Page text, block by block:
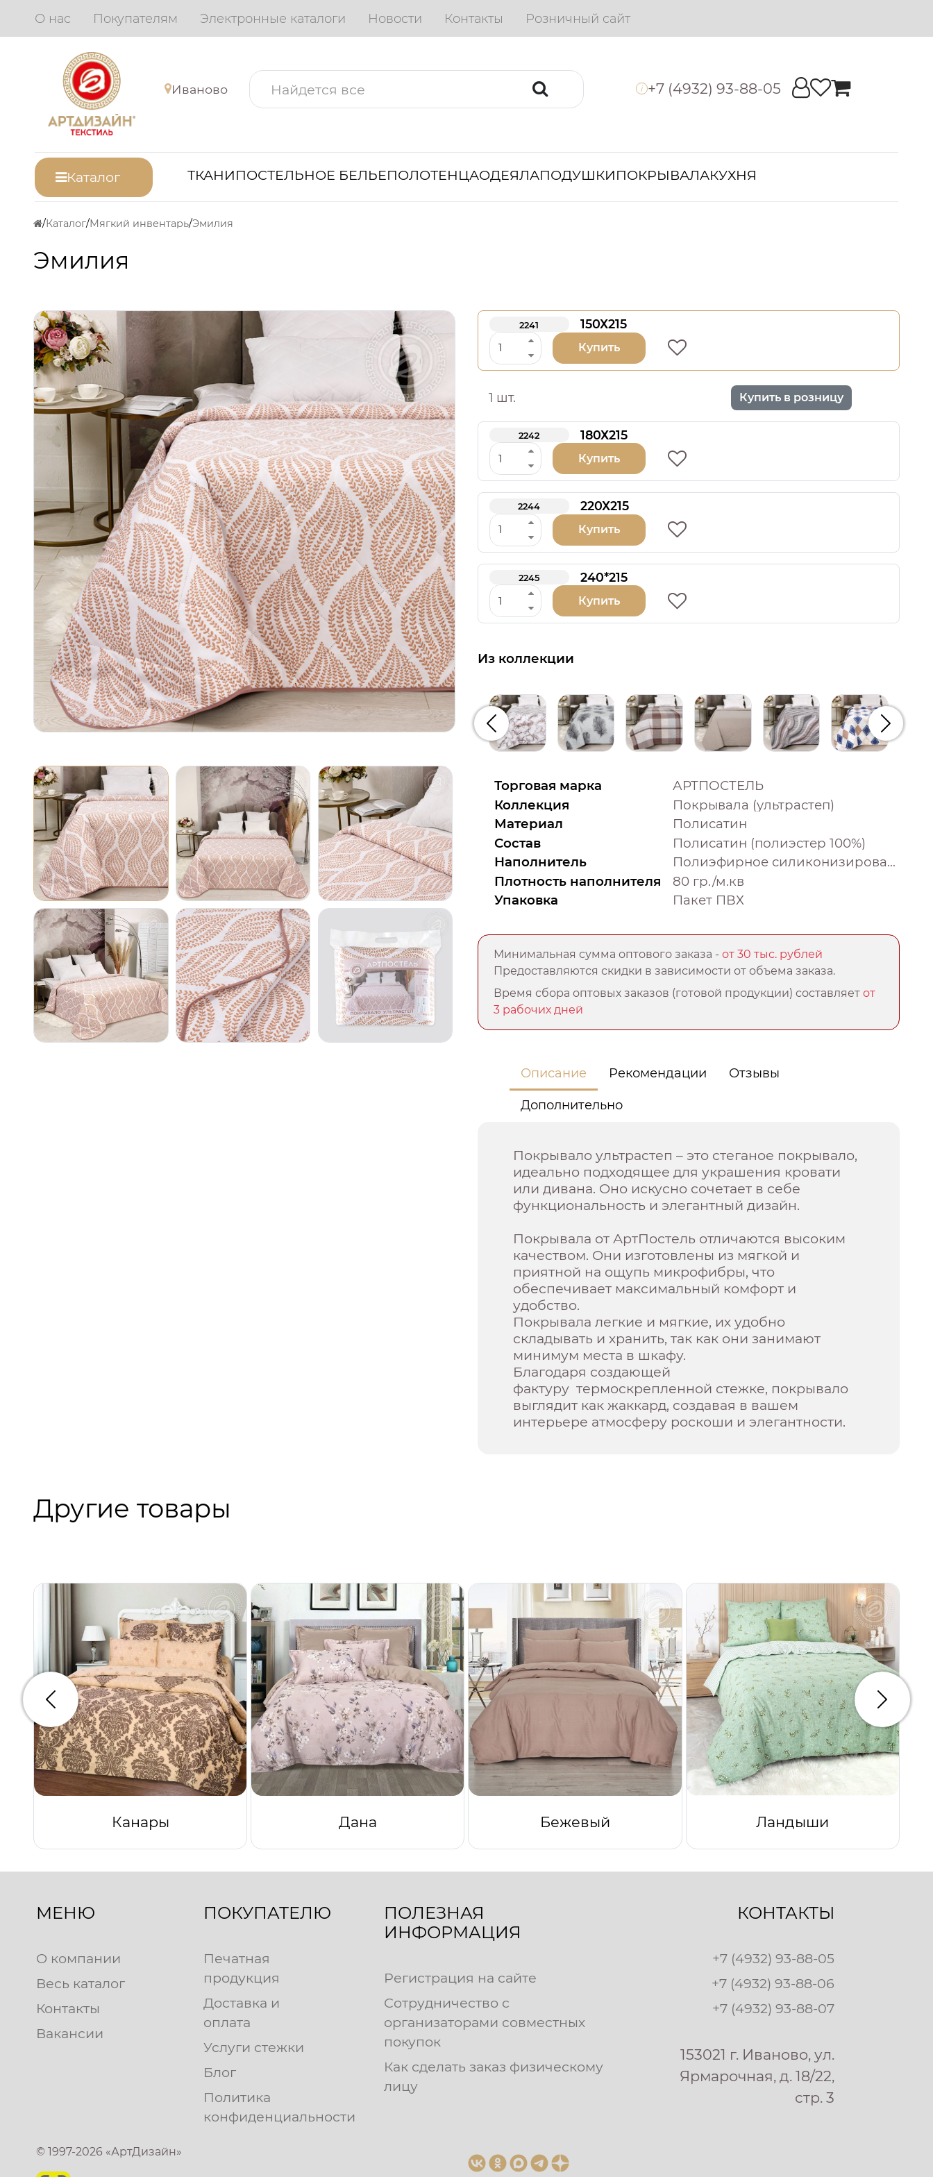
О нас Покупателям Электронные каталоги Новости Контакты Розничный сайт
Иваново i +7 (4932) 93-88-05
Каталог ТКАНИПОСТЕЛЬНОЕ БЕЛЬЕПОЛОТЕНЦАОДЕЯЛАПОДУШКИПОКРЫВАЛАКУХНЯ
Каталог Мягкий инвентарь Эмилия
Эмилия
2241 150Х215
Купить
1 шт. Купить в розницу
2242 180Х215
Купить
2244 220Х215
Купить
2245 240*215
Купить
Из коллекции
Предыдущий
Торговая марка
АРТПОСТЕЛЬ
Коллекция
Покрывала (ультрастеп)
Материал
Полисатин
Состав
Полисатин (полиэстер 100%)
Наполнитель
Полиэфирное силиконизированное волокно (100% полиэстер)
Плотность наполнителя
80 гр./м.кв
Упаковка
Пакет ПВХ
Минимальная сумма оптового заказа -от 30 тыс. рублей
Предоставляются скидки в зависимости от объема заказа.
Время сбора оптовых заказов (готовой продукции) составляетот
3 рабочих дней
Описание Рекомендации Отзывы
Дополнительно
Покрывало ультрастеп – это стеганое покрывало,
идеально подходящее для украшения кровати
или дивана. Оно искусно сочетает в себе
функциональность и элегантный дизайн.
Покрывала от АртПостель отличаются высоким
качеством. Они изготовлены из мягкой и
приятной на ощупь микрофибры, что
обеспечивает максимальный комфорт и
удобство.
Покрывала легкие и мягкие, их удобно
складывать и хранить, так как они занимают
минимум места в шкафу.
Благодаря создающей
фактуру термоскрепленной стежке, покрывало
выглядит как жаккард, создавая в вашем
интерьере атмосферу роскоши и элегантности.
Другие товары
Канары Дана Бежевый Ландыши
Предыдущий
МЕНЮ
О компании
Весь каталог
Контакты
Вакансии
ПОКУПАТЕЛЮ
Печатная
продукция
Доставка и
оплата
Услуги стежки
Блог
Политика
конфиденциальности
ПОЛЕЗНАЯ
ИНФОРМАЦИЯ
Регистрация на сайте
Сотрудничество с
организаторами совместных
покупок
Как сделать заказ физическому
лицу
КОНТАКТЫ
+7 (4932) 93-88-05
+7 (4932) 93-88-06
+7 (4932) 93-88-07
153021 г. Иваново, ул.
Ярмарочная, д. 18/22,
стр. 3
© 1997-2026 «АртДизайн»